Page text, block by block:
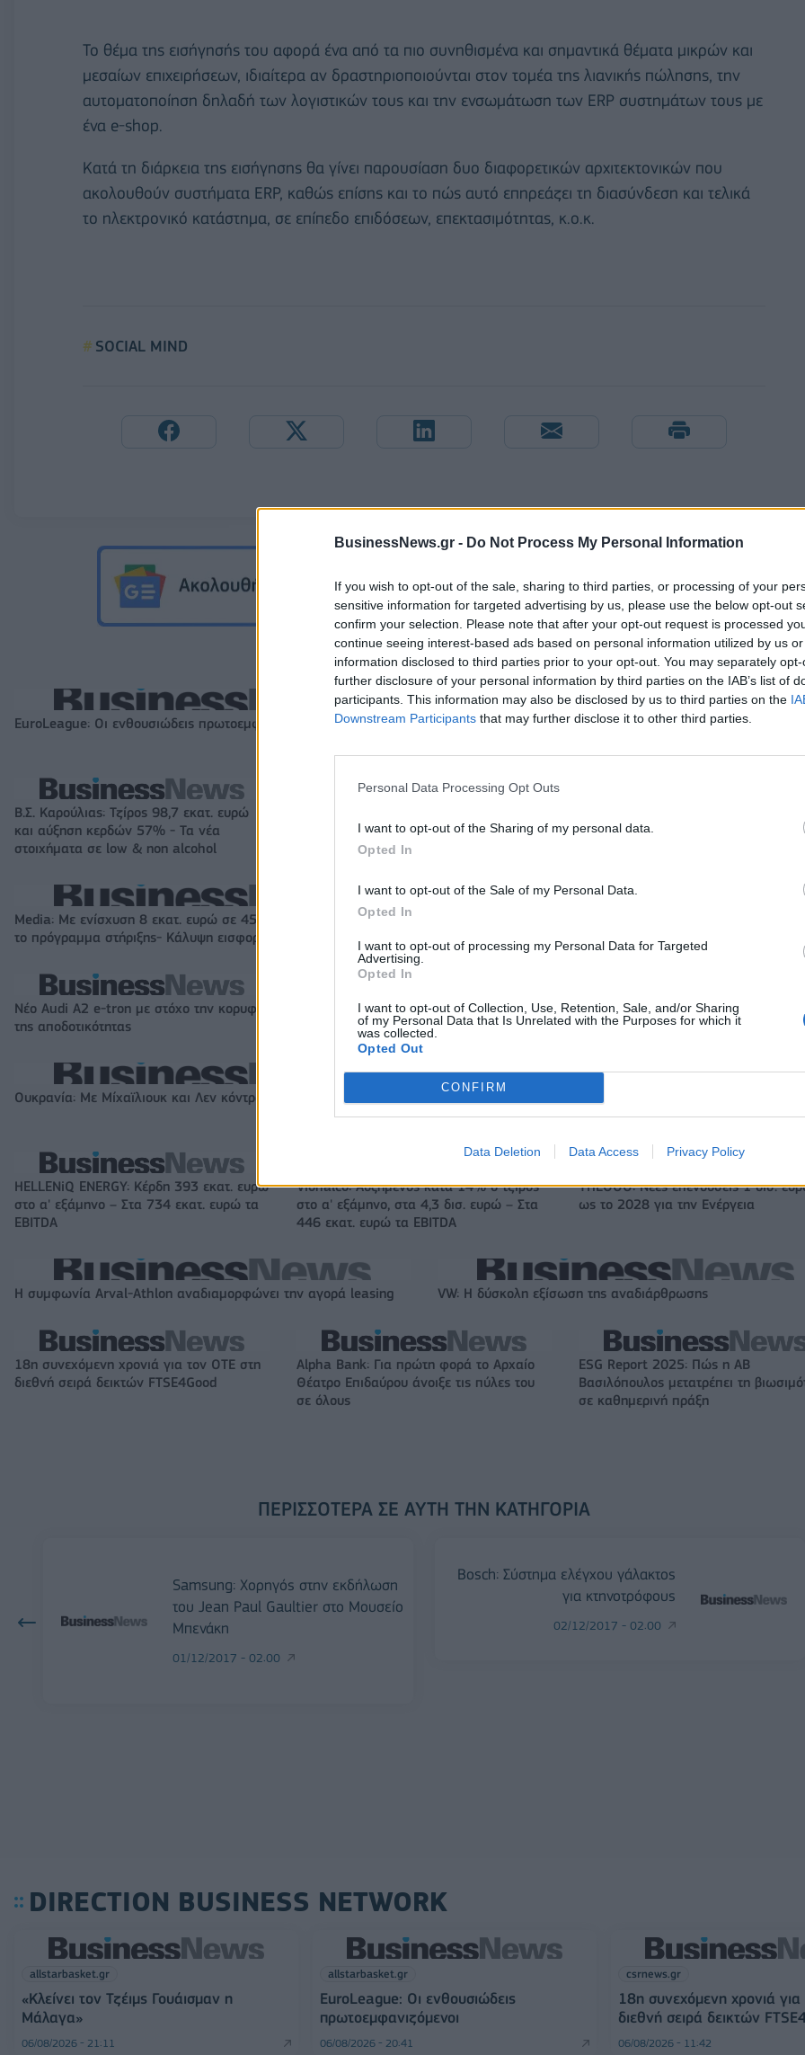
BusinessNews.gr - Do Not Process My Personal Information
If you wish to opt-out of the sale, sharing to third parties, or processing of your
sensitive information for targeted advertising by us, please use the below opt-out
confirm your selection. Please note that after your opt-out request is processed
continue seeing interest-based ads based on personal information utilized by us
information disclosed to third parties prior to your opt-out. You may separately
further disclosure of your personal information by third parties on the IAB’s list of
participants. This information may also be disclosed by us to third parties on the
Downstream Participants that may further disclose it to other third parties.
Personal Data Processing Opt Outs
I want to opt-out of the Sharing of my personal data.
Opted In
I want to opt-out of the Sale of my Personal Data.
Opted In
I want to opt-out of processing my Personal Data for Targeted
Advertising.
Opted In
I want to opt-out of Collection, Use, Retention, Sale, and/or Sharing
of my Personal Data that Is Unrelated with the Purposes for which it
was collected.
Opted Out
CONFIRM
Data Deletion Data Access Privacy Policy
Το θέμα της εισήγησής του αφορά ένα από τα πιο συνηθισμένα και σημαντικά θέματα μικρών και
μεσαίων επιχειρήσεων, ιδιαίτερα αν δραστηριοποιούνται στον τομέα της λιανικής πώλησης, την
αυτοματοποίηση δηλαδή των λογιστικών τους και την ενσωμάτωση των ERP συστημάτων τους με
ένα e-shop.
Κατά τη διάρκεια της εισήγησης θα γίνει παρουσίαση δυο διαφορετικών αρχιτεκτονικών που
ακολουθούν συστήματα ERP, καθώς επίσης και το πώς αυτό επηρεάζει τη διασύνδεση και τελικά
το ηλεκτρονικό κατάστημα, σε επίπεδο επιδόσεων, επεκτασιμότητας, κ.ο.κ.
SOCIAL MIND
EuroLeague: Οι ενθουσιώδεις πρωτοεμφανιζόμενοι
Ευρωπαϊκό Κορασίδων Β' Κατηγορίας: Πρεμιέρα με νίκη για
Β.Σ. Καρούλιας: Τζίρος 98,7 εκατ. ευρώ
και αύξηση κερδών 57% - Τα νέα
στοιχήματα σε low & non alcohol
στα 550 εκατ. ευρώ – Καθαρά κέρδη 313
εκατ. ευρώ
μέσα ενημέρωσης- Ξεκίνησε το
Media: Με ενίσχυση 8 εκατ. ευρώ σε 451 επιχειρήσεις ξεκίνησε
το πρόγραμμα στήριξης- Κάλυψη εισφορών ΕΔΟΕΑΠ
- Πρόεδρος ο Γαληνός Γιαγλής
Νέο Audi A2 e-tron με στόχο την κορυφή
της αποδοτικότητας
Η Chery επενδύει 75 εκατ. δολάρια στην
KG Mobility
Το FIAT 500 Hybrid τώρα από 18.990
ευρώ
Ουκρανία: Με Μίχαϊλιουκ και Λεν κόντρα στην Ελλάδα
Πάρκερ: «Όνειρό μου να κατακτήσω το ΝΒΑ Europe με τη
Βιλερμπάν» - Η διευκρινιστική ανάρτηση που έκανε
HELLENiQ ENERGY: Κέρδη 393 εκατ. ευρώ
στο α' εξάμηνο – Στα 734 εκατ. ευρώ τα
EBITDA
Viohalco: Αυξημένος κατά 14% ο τζίρος
στο α' εξάμηνο, στα 4,3 δισ. ευρώ – Στα
446 εκατ. ευρώ τα EBITDA
ΥΠΕΘΟΟ: Νέες επενδύσεις 1 δισ.
ως το 2028 για την Ενέργεια
Η συμφωνία Arval-Athlon αναδιαμορφώνει την αγορά leasing VW: Η δύσκολη εξίσωση της αναδιάρθρωσης
18η συνεχόμενη χρονιά για τον ΟΤΕ στη
διεθνή σειρά δεικτών FTSE4Good
Alpha Bank: Για πρώτη φορά το Αρχαίο
Θέατρο Επιδαύρου άνοιξε τις πύλες του
σε όλους
ESG Report 2025: Πώς η ΑΒ
Βασιλόπουλος μετατρέπει τη
σε καθημερινή πράξη
ΠΕΡΙΣΣΌΤΕΡΑ ΣΕ ΑΥΤΉ ΤΗΝ ΚΑΤΗΓΟΡΊΑ
Samsung: Χορηγός στην εκδήλωση
του Jean Paul Gaultier στο Μουσείο
Μπενάκη
01/12/2017 - 02:00
Bosch: Σύστημα ελέγχου γάλακτος
για κτηνοτρόφους
02/12/2017 - 02:00
DIRECTION BUSINESS NETWORK
allstarbasket.gr
«Κλείνει τον Τζέιμς Γουάισμαν η
Μάλαγα»
06/08/2026 - 21:11
allstarbasket.gr
EuroLeague: Οι ενθουσιώδεις
πρωτοεμφανιζόμενοι
06/08/2026 - 20:41
csrnews.gr
18η συνεχόμενη χρονιά
διεθνή σειρά δεικτών
06/08/2026 - 11:42